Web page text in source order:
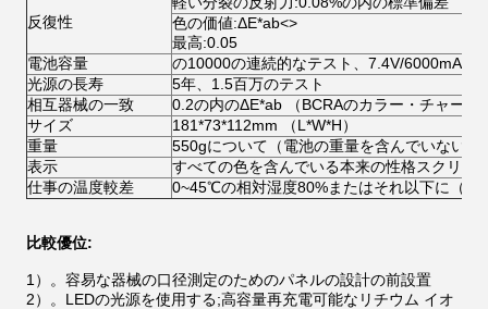
反復性
色の価値:ΔE*ab<>
最高:0.05
電池容量
の10000の連続的なテスト、7.4V/6000mAh
光源の長寿
5年、1.5百万のテスト
相互器械の一致
0.2の内のΔE*ab （BCRAのカラー・チャート
サイズ
181*73*112mm （L*W*H）
重量
550gについて（電池の重量を含んでいない）
表示
すべての色を含んでいる本来の性格スクリー
仕事の温度較差
0~45℃の相対湿度80%またはそれ以下に（
比較優位:
1）。容易な器械の口径測定のためのパネルの設計の前設置
2）。LEDの光源を使用する;高容量再充電可能なリチウム イオ